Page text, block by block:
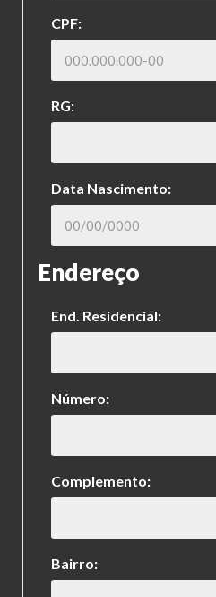
CPF:
RG:
Data Nascimento:
Endereço
End. Residencial:
Número:
Complemento:
Bairro: